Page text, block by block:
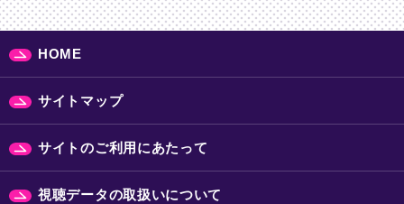
HOME
サイトマップ
サイトのご利用にあたって
視聴データの取扱いについて